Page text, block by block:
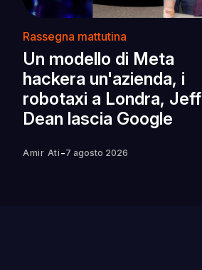
Rassegna mattutina
Un modello di Meta
hackera un'azienda, i
robotaxi a Londra, Jeff
Dean lascia Google
Amir Ati -7 agosto 2026